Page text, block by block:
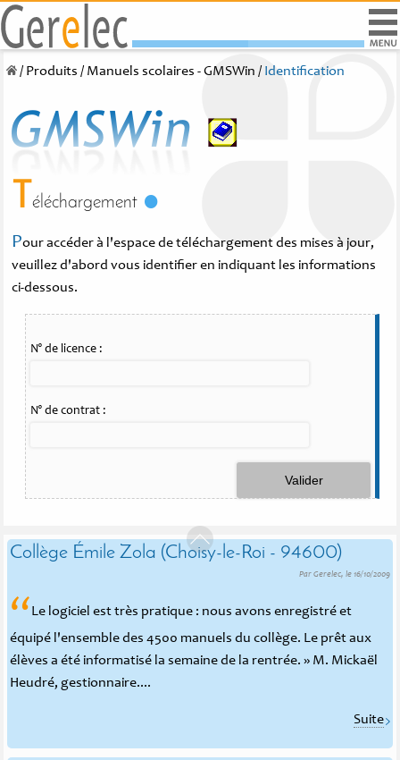
/ Produits / Manuels scolaires - GMSWin / Identification
T éléchargement
Pour accéder à l'espace de téléchargement des mises à jour,
veuillez d'abord vous identifier en indiquant les informations
ci-dessous.
N° de licence :
N° de contrat :
Collège Émile Zola (Choisy-le-Roi - 94600)
Par Gerelec, le 16/10/2009
“ Le logiciel est très pratique : nous avons enregistré et
équipé l'ensemble des 4500 manuels du collège. Le prêt aux
élèves a été informatisé la semaine de la rentrée. » M. Mickaël
Heudré, gestionnaire....
Suite